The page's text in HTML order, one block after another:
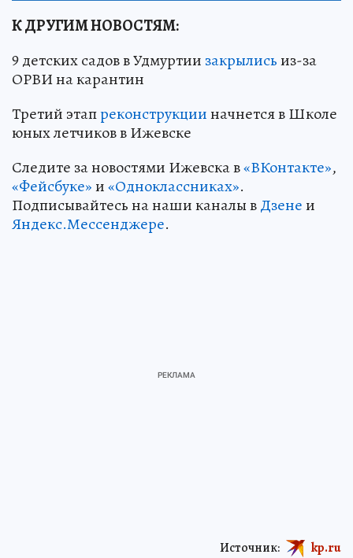
К ДРУГИМ НОВОСТЯМ:
9 детских садов в Удмуртии закрылисьиз-за
ОРВИ на карантин
Третий этапреконструкцииначнется в Школе
юных летчиков в Ижевске
Следите за новостями Ижевска в«ВКонтакте»,
«Фейсбуке»и«Одноклассниках».
Подписывайтесь на наши каналы вДзенеи
Яндекс.Мессенджере.
Источник: kp.ru